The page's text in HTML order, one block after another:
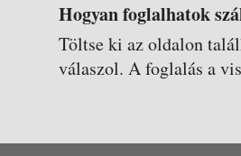
Hogyan foglalhatok
Töltse ki az oldalon
válaszol. A foglalás a